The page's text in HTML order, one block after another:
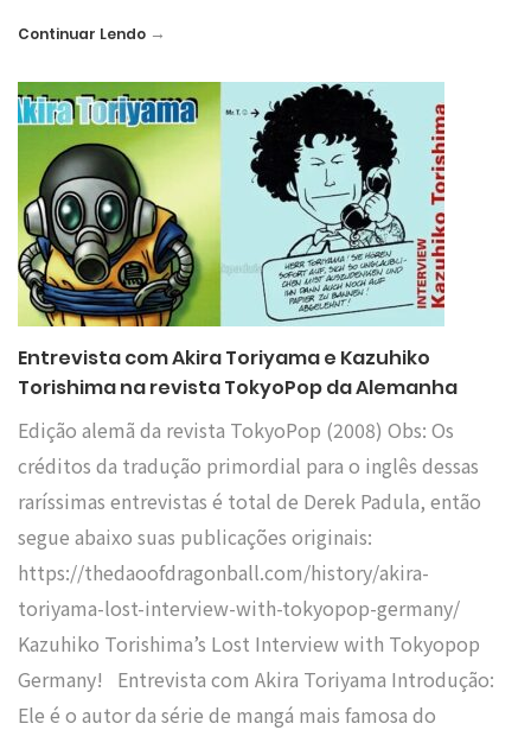
Continuar Lendo →
Entrevista com Akira Toriyama e Kazuhiko
Torishima na revista TokyoPop da Alemanha
Edição alemã da revista TokyoPop (2008) Obs: Os
créditos da tradução primordial para o inglês dessas
raríssimas entrevistas é total de Derek Padula, então
segue abaixo suas publicações originais:
https://thedaoofdragonball.com/history/akira-
toriyama-lost-interview-with-tokyopop-germany/
Kazuhiko Torishima’s Lost Interview with Tokyopop
Germany! Entrevista com Akira Toriyama Introdução:
Ele é o autor da série de mangá mais famosa do